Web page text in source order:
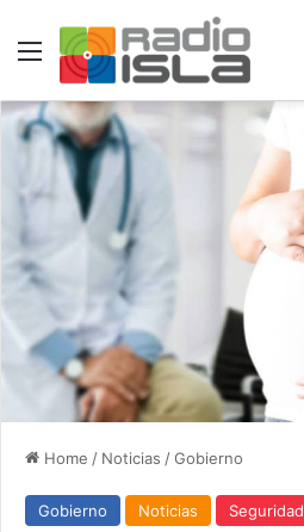
Menu
Home / Noticias /Gobierno
Gobierno Noticias Seguridad